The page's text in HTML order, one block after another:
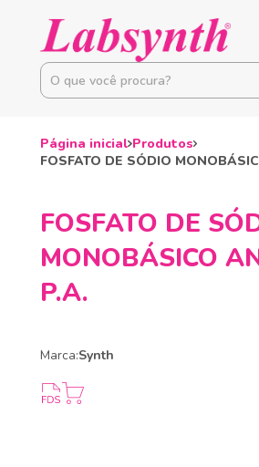
Página inicial Produtos
FOSFATO DE SÓDIO
FOSFATO DE
MONOBÁSICO
P.A.
Marca:Synth